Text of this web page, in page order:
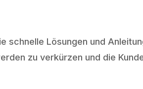
schnelle Lösungen und
zu verkürzen und die